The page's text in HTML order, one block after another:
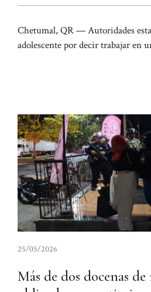
Chetumal, QR — Autoridades
adolescente por decir trabajar en
25/05/2026
Más de dos docenas de